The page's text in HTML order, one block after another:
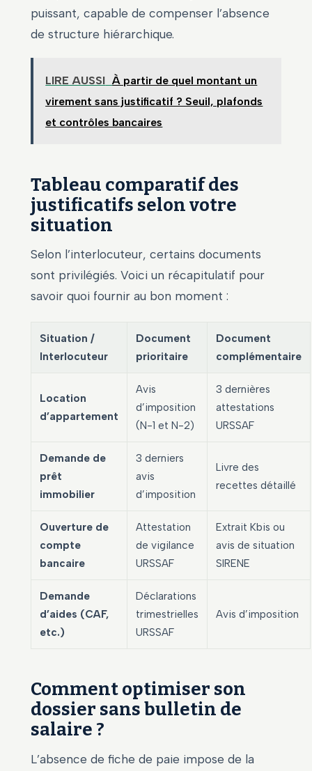
puissant, capable de compenser l’absence
de structure hiérarchique.
LIRE AUSSI À partir de quel montant un
virement sans justificatif ? Seuil, plafonds
et contrôles bancaires
Tableau comparatif des
justificatifs selon votre
situation
Selon l’interlocuteur, certains documents
sont privilégiés. Voici un récapitulatif pour
savoir quoi fournir au bon moment :
Situation /
Interlocuteur
Document
prioritaire
Document
complémentaire
Location
d’appartement
Avis
d’imposition
(N-1 et N-2)
3 dernières
attestations
URSSAF
Demande de
prêt
immobilier
3 derniers
avis
d’imposition
Livre des
recettes détaillé
Ouverture de
compte
bancaire
Attestation
de vigilance
URSSAF
Extrait Kbis ou
avis de situation
SIRENE
Demande
d’aides (CAF,
etc.)
Déclarations
trimestrielles
URSSAF
Avis d’imposition
Comment optimiser son
dossier sans bulletin de
salaire ?
L’absence de fiche de paie impose de la